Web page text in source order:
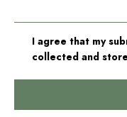
I agree that my
collected and